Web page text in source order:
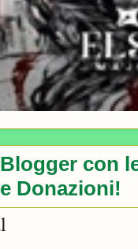
con
Donazioni!